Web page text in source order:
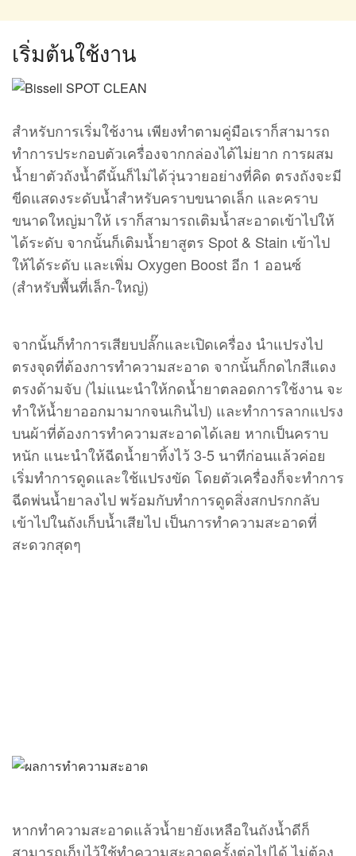
เริ่มต้นใช้งาน
สำหรับการเริ่มใช้งาน เพียงทำตามคู่มือเราก็สามารถ
ทำการประกอบตัวเครื่องจากกล่องได้ไม่ยาก การผสม
น้ำยาตัวถังน้ำดีนั้นก็ไม่ได้วุ่นวายอย่างที่คิด ตรงถังจะมี
ขีดแสดงระดับน้ำสำหรับคราบขนาดเล็ก และคราบ
ขนาดใหญ่มาให้ เราก็สามารถเติมน้ำสะอาดเข้าไปให้
ได้ระดับ จากนั้นก็เติมน้ำยาสูตร Spot & Stain เข้าไป
ให้ได้ระดับ และเพิ่ม Oxygen Boost อีก 1 ออนซ์
(สำหรับพื้นที่เล็ก-ใหญ่)
จากนั้นก็ทำการเสียบปลั๊กและเปิดเครื่อง นำแปรงไป
ตรงจุดที่ต้องการทำความสะอาด จากนั้นก็กดไกสีแดง
ตรงด้ามจับ (ไม่แนะนำให้กดน้ำยาตลอดการใช้งาน จะ
ทำให้น้ำยาออกมามากจนเกินไป) และทำการลากแปรง
บนผ้าที่ต้องการทำความสะอาดได้เลย หากเป็นคราบ
หนัก แนะนำให้ฉีดน้ำยาทิ้งไว้ 3-5 นาทีก่อนแล้วค่อย
เริ่มทำการดูดและใช้แปรงขัด โดยตัวเครื่องก็จะทำการ
ฉีดพ่นน้ำยาลงไป พร้อมกับทำการดูดสิ่งสกปรกกลับ
เข้าไปในถังเก็บน้ำเสียไป เป็นการทำความสะอาดที่
สะดวกสุดๆ
หากทำความสะอาดแล้วน้ำยายังเหลือในถังน้ำดีก็
สามารถเก็บไว้ใช้ทำความสะอาดครั้งต่อไปได้ ไม่ต้อง